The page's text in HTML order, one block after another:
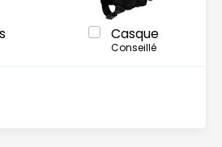
Casque
Conseillé